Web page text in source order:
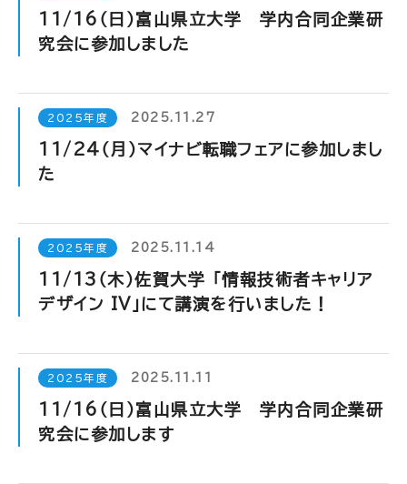
11/16（日）富山県立大学 学内合同企業研
究会に参加しました
2025年度 2025.11.27
11/24（月）マイナビ転職フェアに参加しまし
た
2025年度 2025.11.14
11/13（木）佐賀大学 「情報技術者キャリア
デザイン IV」にて講演を行いました！
2025年度 2025.11.11
11/16（日）富山県立大学 学内合同企業研
究会に参加します